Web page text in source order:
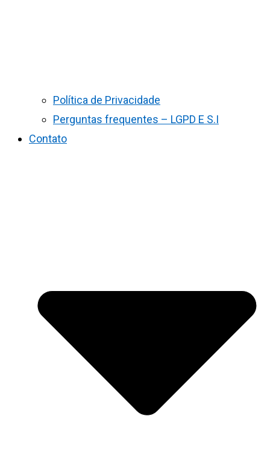
Política de Privacidade
Perguntas frequentes – LGPD E S.I
Contato